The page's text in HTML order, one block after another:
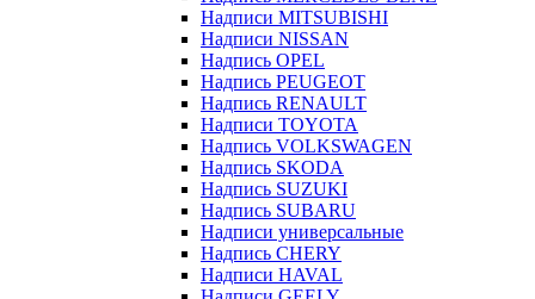
Надписи MITSUBISHI
Надписи NISSAN
Надпись OPEL
Надпись PEUGEOT
Надпись RENAULT
Надписи TOYOTA
Надпись VOLKSWAGEN
Надпись SKODA
Надпись SUZUKI
Надпись SUBARU
Надписи универсальные
Надпись CHERY
Надписи HAVAL